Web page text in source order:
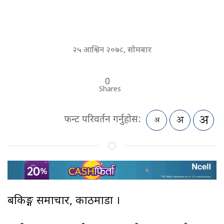
२५ आश्विन २०७८, सोमबार
0
Shares
फन्ट परिवर्तन गर्नुहोस:
बैंकिङ्ग समाचार, काठमाडौं ।